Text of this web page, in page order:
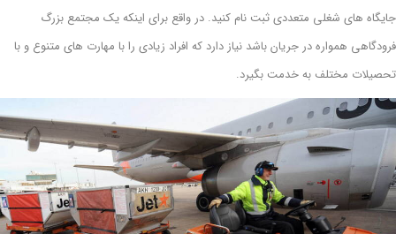
جایگاه های شغلی متعددی ثبت نام کنید. در واقع برای اینکه یک مجتمع بزرگ
فرودگاهی همواره در جریان باشد نیاز دارد که افراد زیادی را با مهارت های متنوع و با
تحصیلات مختلف به خدمت بگیرد.